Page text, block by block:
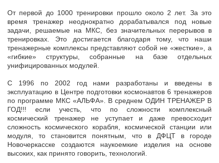
От первой до 1000 тренировки прошло около 2 лет. За это
время тренажер неоднократно дорабатывался под новые
задачи, решаемые на МКС, без значительных перерывов в
тренировках. Это достигается благодаря тому, что наши
тренажерные комплексы представляют собой не «жесткие», а
«гибкие» структуры, собранные на базе отдельных
унифицированных модулей.
С 1996 по 2002 год нами разработаны и введены в
эксплуатацию в Центре подготовки космонавтов 6 тренажеров
по программе МКС «АЛЬФА». В среднем ОДИН ТРЕНАЖЕР В
ГОД!!! если учесть, что по сложности комплексный
космический тренажер не уступает и даже превосходит
сложность космического корабля, космической станции или
модуля, то становится понятным, что в ДФЦТ в городе
Новочеркасске создаются наукоемкие изделия на основе
высоких, как принято говорить, технологий.